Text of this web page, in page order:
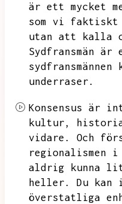
är ett mycket
som vi
utan att kalla
Sydfransmän är
underraser.
Konsensus är
kultur,
vidare.
Och
regionalismen i
aldrig kunna
heller.
Du
överstatliga